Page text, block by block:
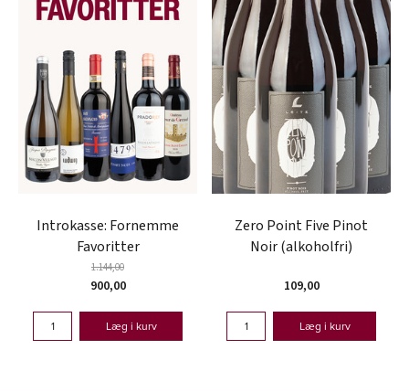
Introkasse: Fornemme
Favoritter
1.144,00
900,00
Læg i kurv
Zero Point Five Pinot
Noir (alkoholfri)
109,00
Læg i kurv